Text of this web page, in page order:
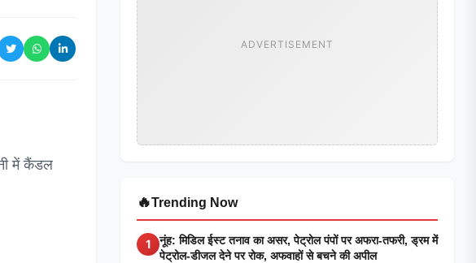
में कैंडल
ADVERTISEMENT
🔥Trending Now
1
नूंह: मिडिल ईस्ट तनाव का असर, पेट्रोल पंपों पर अफरा-तफरी, ड्रम में
पेट्रोल-डीजल देने पर रोक, अफवाहों से बचने की अपील